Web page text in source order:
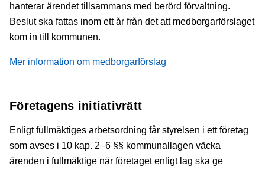
hanterar ärendet tillsammans med berörd förvaltning.
Beslut ska fattas inom ett år från det att medborgarförslaget
kom in till kommunen.
Mer information om medborgarförslag
Företagens initiativrätt
Enligt fullmäktiges arbetsordning får styrelsen i ett företag
som avses i 10 kap. 2–6 §§ kommunallagen väcka
ärenden i fullmäktige när företaget enligt lag ska ge